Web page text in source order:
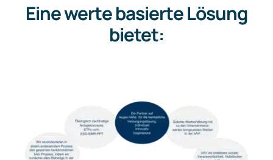
Eine werte basierte Lösung
bietet: